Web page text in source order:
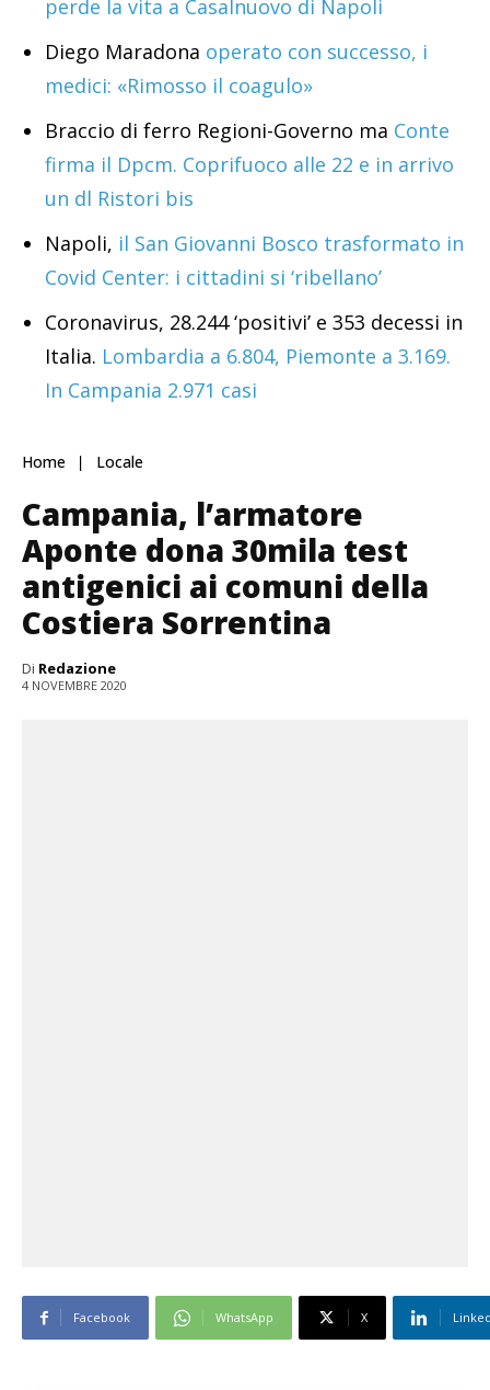
perde la vita a Casalnuovo di Napoli
Diego Maradona operato con successo, i
medici: «Rimosso il coagulo»
Braccio di ferro Regioni-Governo ma Conte
firma il Dpcm. Coprifuoco alle 22 e in arrivo
un dl Ristori bis
Napoli, il San Giovanni Bosco trasformato in
Covid Center: i cittadini si ‘ribellano’
Coronavirus, 28.244 ‘positivi’ e 353 decessi in
Italia. Lombardia a 6.804, Piemonte a 3.169.
In Campania 2.971 casi
Home Locale
Campania, l’armatore
Aponte dona 30mila test
antigenici ai comuni della
Costiera Sorrentina
Di Redazione
4 NOVEMBRE 2020
Facebook WhatsApp X